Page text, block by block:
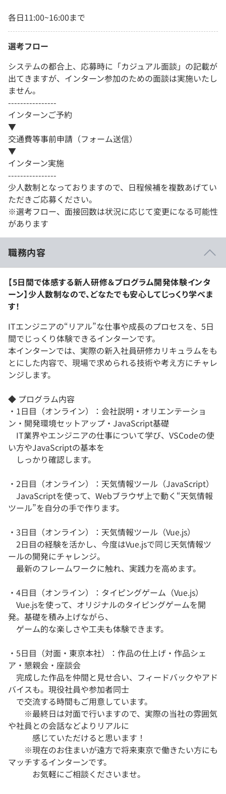
各日11:00~16:00まで
選考フロー
システムの都合上、応募時に「カジュアル面談」の記載が
出てきますが、インターン参加のための面談は実施いたし
ません。
----------------
インターンご予約
▼
交通費等事前申請（フォーム送信）
▼
インターン実施
----------------
少人数制となっておりますので、日程候補を複数あげてい
ただきご応募ください。
※選考フロー、面接回数は状況に応じて変更になる可能性
があります
職務内容
【5日間で体感する新人研修＆プログラム開発体験インタ
ーン】少人数制なので、どなたでも安心してじっくり学べま
す！
ITエンジニアの“リアル”な仕事や成長のプロセスを、5日
間でじっくり体験できるインターンです。
本インターンでは、実際の新入社員研修カリキュラムをも
とにした内容で、現場で求められる技術や考え方にチャレ
ンジします。
◆ プログラム内容
・1日目（オンライン）：会社説明・オリエンテーショ
ン・開発環境セットアップ・JavaScript基礎
IT業界やエンジニアの仕事について学び、VSCodeの使
い方やJavaScriptの基本を
しっかり確認します。
・2日目（オンライン）：天気情報ツール（JavaScript）
JavaScriptを使って、Webブラウザ上で動く“天気情報
ツール”を自分の手で作ります。
・3日目（オンライン）：天気情報ツール（Vue.js）
2日目の経験を活かし、今度はVue.jsで同じ天気情報ツ
ールの開発にチャレンジ。
最新のフレームワークに触れ、実践力を高めます。
・4日目（オンライン）：タイピングゲーム（Vue.js）
Vue.jsを使って、オリジナルのタイピングゲームを開
発。基礎を積み上げながら、
ゲーム的な楽しさや工夫も体験できます。
・5日目（対面・東京本社）：作品の仕上げ・作品シェ
ア・懇親会・座談会
完成した作品を仲間と見せ合い、フィードバックやアド
バイスも。現役社員や参加者同士
で交流する時間もご用意しています。
※最終日は対面で行いますので、実際の当社の雰囲気
や社員との会話などよりリアルに
感じていただけると思います！
※現在のお住まいが遠方で将来東京で働きたい方にも
マッチするインターンです。
お気軽にご相談くださいませ。